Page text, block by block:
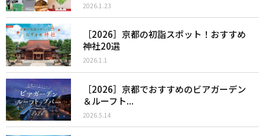
2026.1.23
［2026］京都の初詣スポット！おすすめ
神社20選
2026.1.1
［2026］京都でおすすめのビアガーデン
＆ルーフト...
2026.5.14